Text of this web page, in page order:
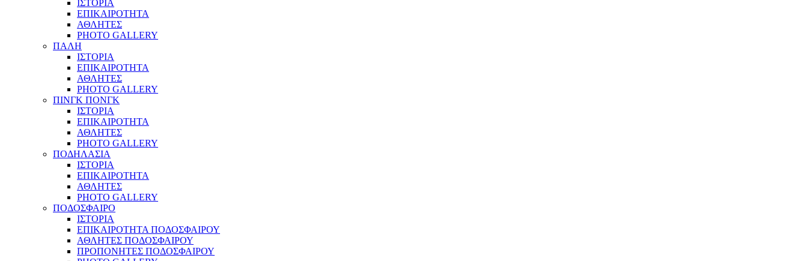
ΙΣΤΟΡΙΑ
ΕΠΙΚΑΙΡΟΤΗΤΑ
ΑΘΛΗΤΕΣ
PHOTO GALLERY
ΠΑΛΗ
ΙΣΤΟΡΙΑ
ΕΠΙΚΑΙΡΟΤΗΤΑ
ΑΘΛΗΤΕΣ
PHOTO GALLERY
ΠΙΝΓΚ ΠΟΝΓΚ
ΙΣΤΟΡΙΑ
ΕΠΙΚΑΙΡΟΤΗΤΑ
ΑΘΛΗΤΕΣ
PHOTO GALLERY
ΠΟΔΗΛΑΣΙΑ
ΙΣΤΟΡΙΑ
ΕΠΙΚΑΙΡΟΤΗΤΑ
ΑΘΛΗΤΕΣ
PHOTO GALLERY
ΠΟΔΟΣΦΑΙΡΟ
ΙΣΤΟΡΙΑ
ΕΠΙΚΑΙΡΟΤΗΤΑ ΠΟΔΟΣΦΑΙΡΟΥ
ΑΘΛΗΤΕΣ ΠΟΔΟΣΦΑΙΡΟΥ
ΠΡΟΠΟΝΗΤΕΣ ΠΟΔΟΣΦΑΙΡΟΥ